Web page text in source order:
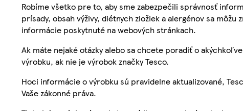
Robíme všetko pre to, aby sme zabezpečili správnosť
prísady, obsah výživy, diétnych zložiek a alergénov sa
informácie poskytnuté na webových stránkach.
Ak máte nejaké otázky alebo sa chcete poradiť o
výrobku, ak nie je výrobok značky Tesco.
Hoci informácie o výrobku sú pravidelne aktualizované,
Vaše zákonné práva.